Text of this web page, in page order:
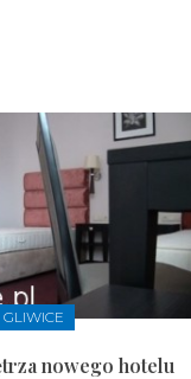
GLIWICE
nowego hotelu